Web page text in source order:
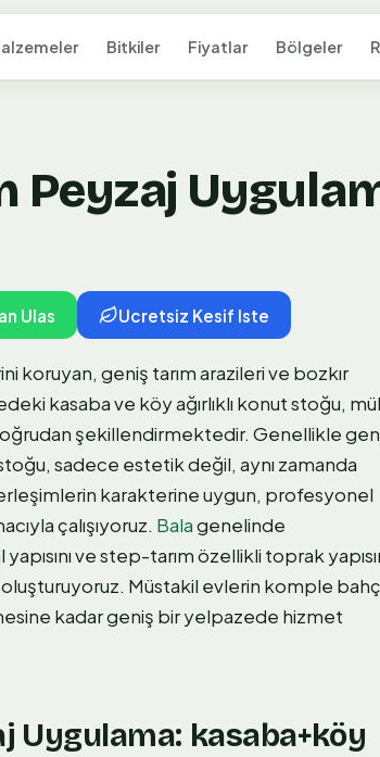
Bitkiler Fiyatlar Bölgeler
Peyzaj
Ulas Ucretsiz Kesif Iste
koruyan, geniş tarım arazileri ve bozkır
kasaba ve köy ağırlıklı konut stoğu,
şekillendirmektedir. Genellikle
sadece estetik değil, aynı zamanda
karakterine uygun, profesyonel
çalışıyoruz. Balagenelinde
ve step-tarım özellikli toprak
Müstakil evlerin komple
kadar geniş bir yelpazede hizmet
Uygulama: kasaba+köy